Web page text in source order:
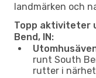
landmärken och
Topp aktiviteter
Bend, IN:
runt South
rutter i